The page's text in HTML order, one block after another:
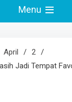
Menu
April
2
Jadi Tempat